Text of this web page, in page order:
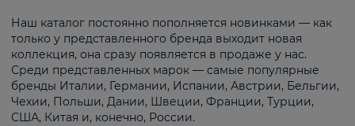
Наш каталог постоянно пополняется новинками — как
только у представленного бренда выходит новая
коллекция, она сразу появляется в продаже у нас.
Среди представленных марок — самые популярные
бренды Италии, Германии, Испании, Австрии, Бельгии,
Чехии, Польши, Дании, Швеции, Франции, Турции,
США, Китая и, конечно, России.